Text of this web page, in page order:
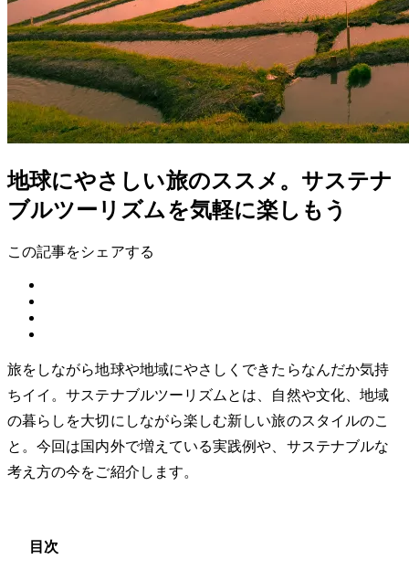
地球にやさしい旅のススメ。サステナ
ブルツーリズムを気軽に楽しもう
この記事をシェアする
旅をしながら地球や地域にやさしくできたらなんだか気持
ちイイ。サステナブルツーリズムとは、自然や文化、地域
の暮らしを大切にしながら楽しむ新しい旅のスタイルのこ
と。今回は国内外で増えている実践例や、サステナブルな
考え方の今をご紹介します。
目次